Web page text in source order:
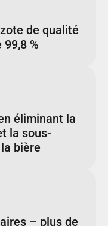
de qualité
%
éliminant la
la sous-
bière
– plus de